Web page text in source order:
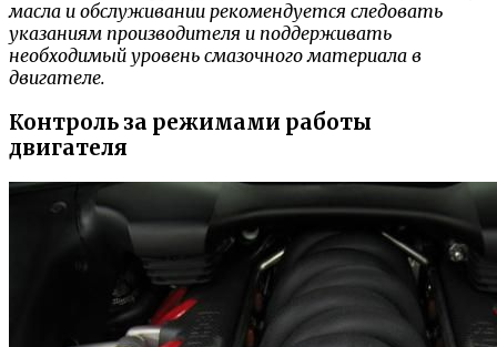
масла и обслуживании рекомендуется следовать
указаниям производителя и поддерживать
необходимый уровень смазочного материала в
двигателе.
Контроль за режимами работы
двигателя